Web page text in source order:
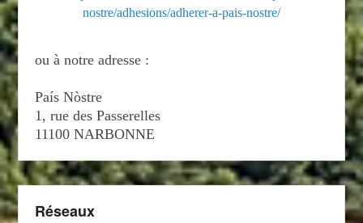
nostre/adhesions/adherer-a-pais-nostre/
ou à notre adresse :
País Nòstre
1, rue des Passerelles
11100 NARBONNE
Réseaux